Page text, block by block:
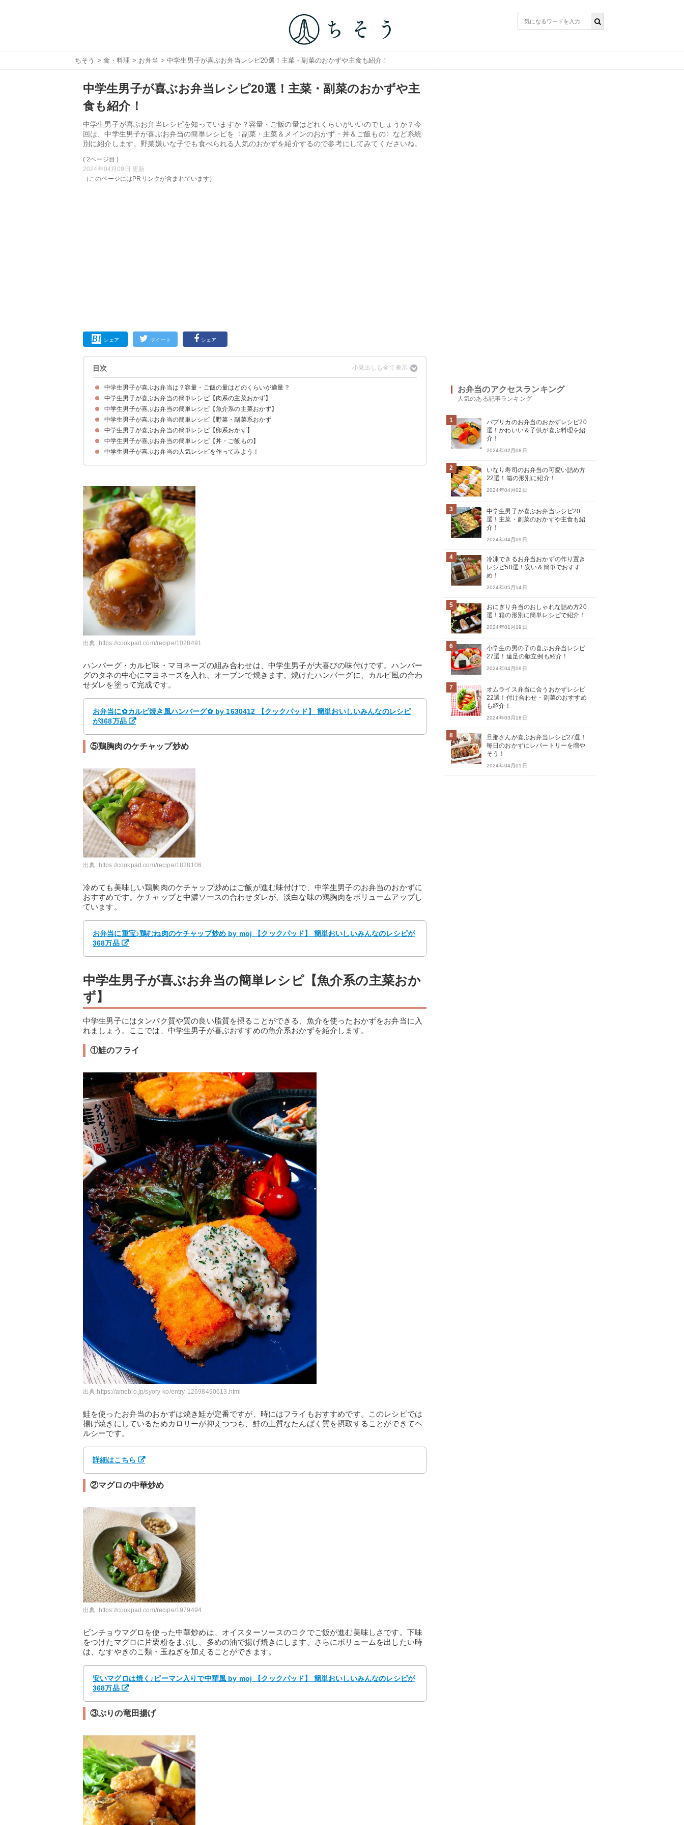
ちそう > 食・料理 > お弁当 > 中学生男子が喜ぶお弁当レシピ20選！主菜・副菜のおかずや主食も紹介！
中学生男子が喜ぶお弁当レシピ20選！主菜・副菜のおかずや主
食も紹介！
中学生男子が喜ぶお弁当レシピを知っていますか？容量・ご飯の量はどれくらいがいいのでしょうか？今
回は、中学生男子が喜ぶお弁当の簡単レシピを〈副菜・主菜＆メインのおかず・丼＆ご飯もの〉など系統
別に紹介します。野菜嫌いな子でも食べられる人気のおかずを紹介するので参考にしてみてくださいね。
( 2ページ目 )
2024年04月09日 更新
（このページにはPRリンクが含まれています）
シェア ツイート シェア
目次
中学生男子が喜ぶお弁当は？容量・ご飯の量はどのくらいが適量？
中学生男子のお弁当は800〜900mlの容量が適切
中学生男子が喜ぶお弁当の簡単レシピ【肉系の主菜おかず】
①定番の唐揚げ
②野菜嫌いでも食べられる肉巻き
③固くならない生姜焼き
④カルビ焼き風ハンバーグ
⑤鶏胸肉のケチャップ炒め
中学生男子が喜ぶお弁当の簡単レシピ【魚介系の主菜おかず】
①鮭のフライ
②マグロの中華炒め
③ぶりの竜田揚げ
中学生男子が喜ぶお弁当の簡単レシピ【野菜・副菜系おかず
①ブロッコリーのおかかマヨ和え
②ツナとコーンの人参しりしり
③作り置きも レンコンと豚肉のきんぴら
④厚揚げのカレーチーズ焼き
⑤揚げないのり塩ポテトフライ
中学生男子が喜ぶお弁当の簡単レシピ【卵系おかず】
①枝豆とベーコンの卵焼き
②肉巻き卵
③甘辛卵きんちゃく
中学生男子が喜ぶお弁当の簡単レシピ【丼・ご飯もの】
①唐揚げの大葉おにぎり
②鮭としめじの炊き込みご飯
③しっとりそぼろご飯
④スピード焼肉丼
中学生男子が喜ぶお弁当の人気レシピを作ってみよう！
出典: https://cookpad.com/recipe/1028491
ハンバーグ・カルビ味・マヨネーズの組み合わせは、中学生男子が大喜びの味付けです。ハンバー
グのタネの中心にマヨネーズを入れ、オーブンで焼きます。焼けたハンバーグに、カルビ風の合わ
せダレを塗って完成です。
お弁当に✿カルビ焼き風ハンバーグ✿ by 1630412 【クックパッド】 簡単おいしいみんなのレシピ
が368万品
⑤鶏胸肉のケチャップ炒め
出典: https://cookpad.com/recipe/1828106
冷めても美味しい鶏胸肉のケチャップ炒めはご飯が進む味付けで、中学生男子のお弁当のおかずに
おすすめです。ケチャップと中濃ソースの合わせダレが、淡白な味の鶏胸肉をボリュームアップし
ています。
お弁当に重宝♪鶏むね肉のケチャップ炒め by moj 【クックパッド】 簡単おいしいみんなのレシピが
368万品
中学生男子が喜ぶお弁当の簡単レシピ【魚介系の主菜おか
ず】
中学生男子にはタンパク質や質の良い脂質を摂ることができる、魚介を使ったおかずをお弁当に入
れましょう。ここでは、中学生男子が喜ぶおすすめの魚介系おかずを紹介します。
①鮭のフライ
出典:https://ameblo.jp/syory-ko/entry-12698490613.html
鮭を使ったお弁当のおかずは焼き鮭が定番ですが、時にはフライもおすすめです。このレシピでは
揚げ焼きにしているためカロリーが抑えつつも、鮭の上質なたんぱく質を摂取することができてヘ
ルシーです。
詳細はこちら
②マグロの中華炒め
出典: https://cookpad.com/recipe/1979494
ビンチョウマグロを使った中華炒めは、オイスターソースのコクでご飯が進む美味しさです。下味
をつけたマグロに片栗粉をまぶし、多めの油で揚げ焼きにします。さらにボリュームを出したい時
は、なすやきのこ類・玉ねぎを加えることができます。
安いマグロは焼く♪ピーマン入りで中華風 by moj 【クックパッド】 簡単おいしいみんなのレシピが
368万品
③ぶりの竜田揚げ
お弁当のアクセスランキング
人気のある記事ランキング
1
パプリカのお弁当のおかずレシピ20
選！かわいい＆子供が喜ぶ料理を紹
介！
2024年02月08日
2
いなり寿司のお弁当の可愛い詰め方
22選！箱の形別に紹介！
2024年04月02日
3
中学生男子が喜ぶお弁当レシピ20
選！主菜・副菜のおかずや主食も紹
介！
2024年04月09日
4
冷凍できるお弁当おかずの作り置き
レシピ50選！安い＆簡単でおすす
め！
2024年05月14日
5
おにぎり弁当のおしゃれな詰め方20
選！箱の形別に簡単レシピで紹介！
2024年01月19日
6
小学生の男の子の喜ぶお弁当レシピ
27選！遠足の献立例も紹介！
2024年04月09日
7
オムライス弁当に合うおかずレシピ
22選！付け合わせ・副菜のおすすめ
も紹介！
2024年03月18日
8
旦那さんが喜ぶお弁当レシピ27選！
毎日のおかずにレパートリーを増や
そう！
2024年04月01日